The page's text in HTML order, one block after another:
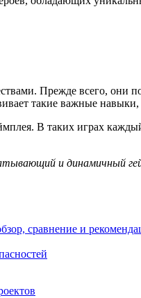
Прежде всего, они
такие важные
В таких играх
и динамичный
сравнение и